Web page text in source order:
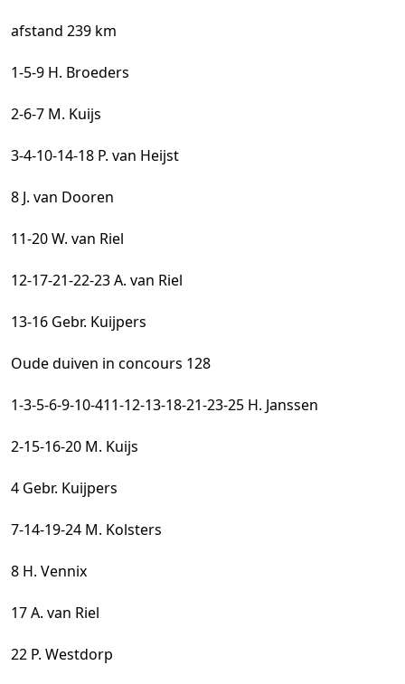
afstand 239 km
1-5-9 H. Broeders
2-6-7 M. Kuijs
3-4-10-14-18 P. van Heijst
8 J. van Dooren
11-20 W. van Riel
12-17-21-22-23 A. van Riel
13-16 Gebr. Kuijpers
Oude duiven in concours 128
1-3-5-6-9-10-411-12-13-18-21-23-25 H. Janssen
2-15-16-20 M. Kuijs
4 Gebr. Kuijpers
7-14-19-24 M. Kolsters
8 H. Vennix
17 A. van Riel
22 P. Westdorp